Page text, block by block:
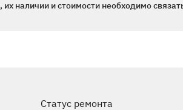
наличии и стоимости необходимо
Статус ремонта